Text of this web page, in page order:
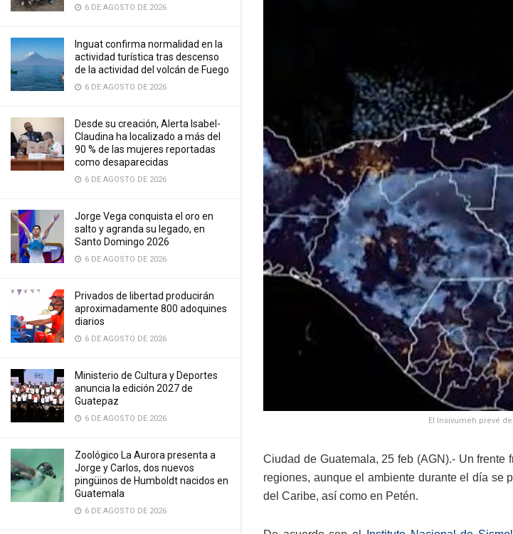
6 DE AGOSTO DE 2026
Inguat confirma normalidad en la
actividad turística tras descenso
de la actividad del volcán de Fuego
6 DE AGOSTO DE 2026
Desde su creación, Alerta Isabel-
Claudina ha localizado a más del
90 % de las mujeres reportadas
como desaparecidas
6 DE AGOSTO DE 2026
Jorge Vega conquista el oro en
salto y agranda su legado, en
Santo Domingo 2026
6 DE AGOSTO DE 2026
Privados de libertad producirán
aproximadamente 800 adoquines
diarios
6 DE AGOSTO DE 2026
Ministerio de Cultura y Deportes
anuncia la edición 2027 de
Guatepaz
6 DE AGOSTO DE 2026
Zoológico La Aurora presenta a
Jorge y Carlos, dos nuevos
pingüinos de Humboldt nacidos en
Guatemala
6 DE AGOSTO DE 2026
El Insivumeh prevé
Ciudad de Guatemala, 25 feb (AGN).- Un
regiones, aunque el ambiente durante el día se
del Caribe, así como en Petén.